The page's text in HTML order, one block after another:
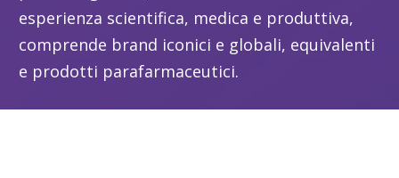
esperienza scientifica, medica e produttiva,
comprende brand iconici e globali, equivalenti
e prodotti parafarmaceutici.